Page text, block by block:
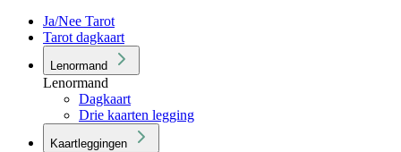
Ja/Nee Tarot
Tarot dagkaart
Lenormand
Lenormand
Dagkaart
Drie kaarten legging
Kaartleggingen